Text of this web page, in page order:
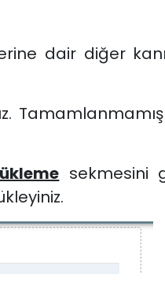
dair diğer
sekmesini